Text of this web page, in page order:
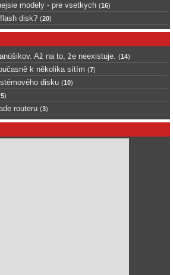
modely - pre vsetkych (16)
disk? (20)
Až na to, že neexistuje. (14)
k několika sítím (7)
disku (10)
5)
routeru (3)